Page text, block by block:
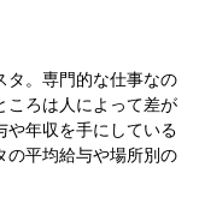
タ。専門的な仕事なの
ころは人によって差が
や年収を手にしている
の平均給与や場所別の